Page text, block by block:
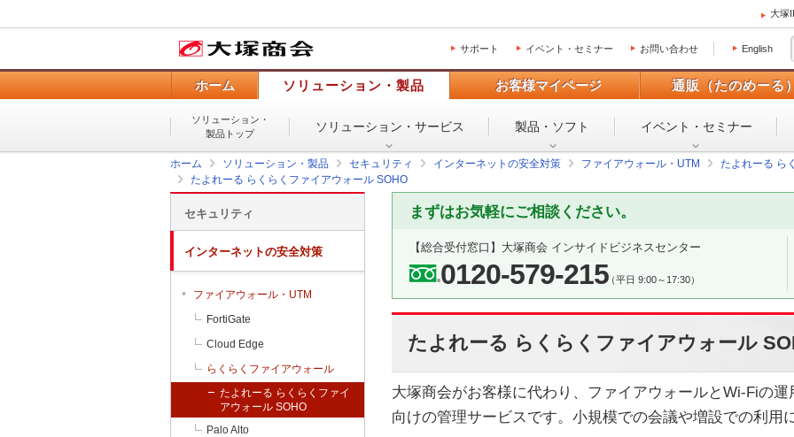
大塚
サポート イベント・セミナー お問い合わせ English
ホーム ソリューション・製品 お客様マイページ 通販（たのめーる
ソリューション・
製品トップ
ソリューション・ サービス 製品・ソフト イベント・ セミナー
ホーム ソリューション・製品 セキュリティ インターネットの安全対策 ファイアウォール・UTM
たよれーる ら
たよれーる らくらくファイアウォール SOHO
まずはお気軽にご相談ください。
【総合受付窓口】 大塚商会 インサイドビジネスセンター
0120-579-215（平日 9:00～17:30）
たよれーる らくらくファイアウォール
大塚商会がお客様に代わり、ファイアウォールとWi-Fiの
向けの管理サービスです。小規模での会議や増設での利用
セキュリティ
インターネットの安全対策
ファイアウォール・UTM
FortiGate
Cloud Edge
らくらくファイアウォール
たよれーる らくらくファイ
アウォール SOHO
Palo Alto